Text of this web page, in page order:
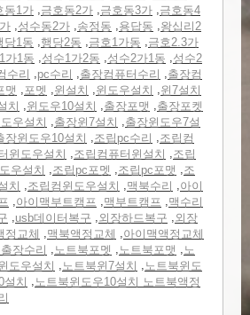
동1가 ,금호동2가 ,금호동3가 ,금호동4
,성수동2가 ,송정동 ,용답동 ,왕십리2
당1동 ,행당2동 ,금호1가동 ,금호2.3가
가1동 ,성수1가2동 ,성수2가1동 ,성수2
수리 ,pc수리 ,출장컴퓨터수리 ,출장컴
맷 ,포멧 ,윈설치 ,윈도우설치 ,윈7설치
치 ,윈도우10설치 ,출장포맷 ,출장포켓
우설치 ,출장윈7설치 ,출장윈도우7설
장윈도우10설치 ,조립pc수리 ,조립컴
윈도우설치 ,조립컴퓨터윈설치 ,조립
우설치 ,조립pc포멧 ,조립pc포맷 ,조
치 ,조립컴윈도우설치 ,맥북수리 ,아이
,아이맥부트캠프 ,맥부트캠프 ,맥수리
,usb데이터복구 ,외장하드복구 ,외장
정교체 ,맥북액정교체 ,아이맥액정교체
장수리 ,노트북포멧 ,노트북포맷 ,노
도우설치 ,노트북윈7설치 ,노트북윈도
설치 ,노트북윈도우10설치 노트북액정